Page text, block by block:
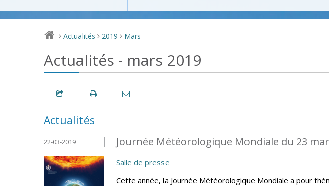
> Actualités > 2019 > Mars
Actualités - mars 2019
Actualités
Journée Météorologique Mondiale du 23
22-03-2019
Salle de presse
Cette année, la Journée Météorologique Mondiale a pour